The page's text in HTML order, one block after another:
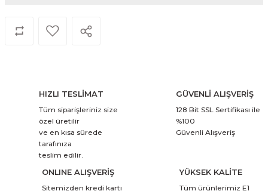
HIZLI TESLİMAT
Tüm siparişleriniz size
özel üretilir
ve en kısa sürede
tarafınıza
teslim edilir.
GÜVENLİ ALIŞVERİŞ
128 Bit SSL Sertifikası ile
%100
Güvenli Alışveriş
ONLINE ALIŞVERİŞ
Sitemizden kredi kartı
YÜKSEK KALİTE
Tüm ürünlerimiz E1